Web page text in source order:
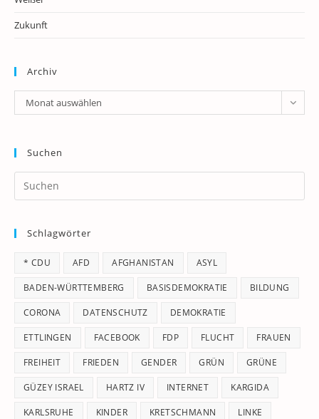
Zukunft
Archiv
Archiv
Monat auswählen
Suchen
Schlagwörter
* CDU AFD AFGHANISTAN ASYL
BADEN-WÜRTTEMBERG BASISDEMOKRATIE BILDUNG
CORONA DATENSCHUTZ DEMOKRATIE
ETTLINGEN FACEBOOK FDP FLUCHT FRAUEN
FREIHEIT FRIEDEN GENDER GRÜN GRÜNE
GÜZEY ISRAEL HARTZ IV INTERNET KARGIDA
KARLSRUHE KINDER KRETSCHMANN LINKE